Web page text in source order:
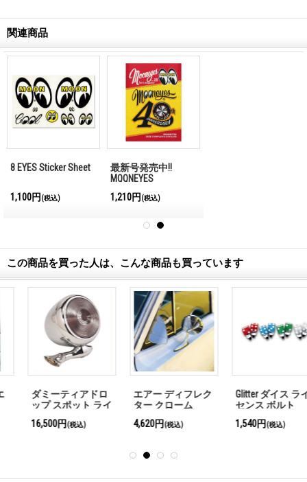
関連商品
8 EYES Sticker Sheet
1,100円 (税込)
最新号発売中!!
MQQNEYES
Magazine No.28 2026
1,210円 (税込)
この商品を買った人は、こんな商品も買っています
エアー ディフレク
ター クローム
4,620円(税込)
Glitter ダイス ライ
センス ボルト
1,540円(税込)
冷やかし御免
385円(税込)